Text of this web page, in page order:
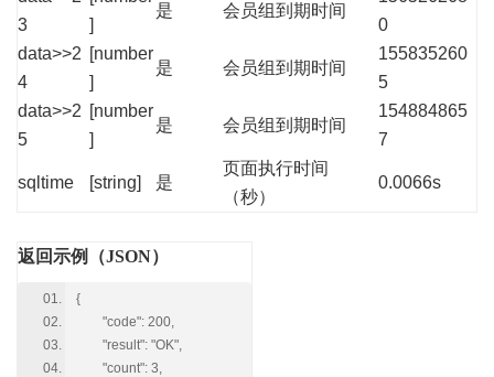
3
]
是 会员组到期时间
0
data>>2
4
[number
]
是 会员组到期时间
155835260
5
data>>2
5
[number
]
是 会员组到期时间
154884865
7
sqltime [string] 是
页面执行时间
（秒）
0.0066s
返回示例（JSON）
{
"code": 200,
"result": "OK",
"count": 3,